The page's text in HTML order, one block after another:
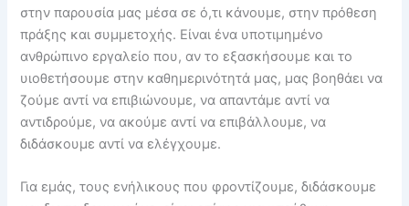
στην παρουσία μας μέσα σε ό,τι κάνουμε, στην πρόθεση
πράξης και συμμετοχής. Είναι ένα υποτιμημένο
ανθρώπινο εργαλείο που, αν το εξασκήσουμε και το
υιοθετήσουμε στην καθημερινότητά μας, μας βοηθάει να
ζούμε αντί να επιβιώνουμε, να απαντάμε αντί να
αντιδρούμε, να ακούμε αντί να επιβάλλουμε, να
διδάσκουμε αντί να ελέγχουμε.
Για εμάς, τους ενήλικους που φροντίζουμε, διδάσκουμε